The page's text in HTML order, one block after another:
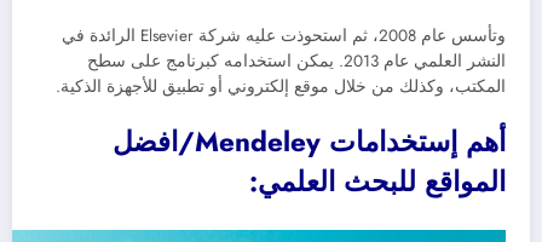
وتأسس عام 2008، ثم استحوذت عليه شركة Elsevier الرائدة في
النشر العلمي عام 2013. يمكن استخدامه كبرنامج على سطح
المكتب، وكذلك من خلال موقع إلكتروني أو تطبيق للأجهزة الذكية.
أهم إستخدامات Mendeley/افضل
المواقع للبحث العلمي: